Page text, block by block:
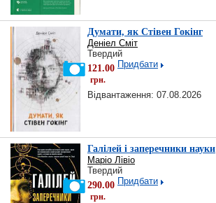
Думати, як Стівен Гокінг
Деніел Сміт
Твердий
121.00
грн.
Придбати
Відвантаження: 07.08.2026
Галілей і заперечники науки
Маріо Лівіо
Твердий
290.00
грн.
Придбати